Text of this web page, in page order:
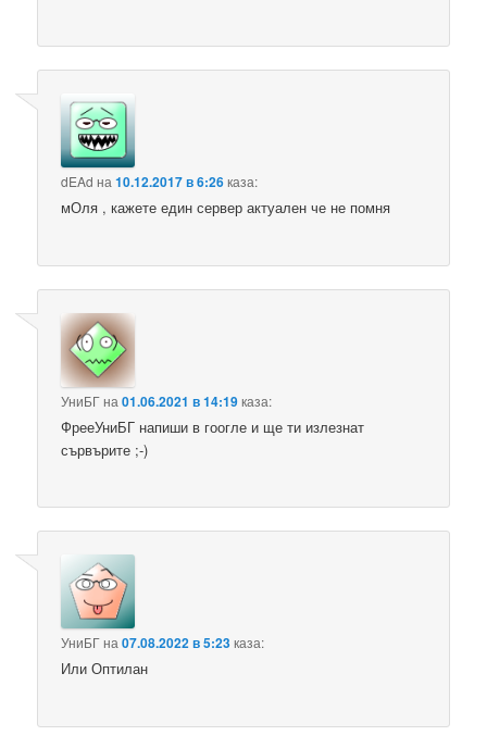
dEAd на10.12.2017 в 6:26каза:
мОля , кажете един сервер актуален че не помня
УниБГна01.06.2021 в 14:19каза:
ФрееУниБГ напиши в гоогле и ще ти излезнат
сървърите ;-)
УниБГна07.08.2022 в 5:23каза:
Или Оптилан